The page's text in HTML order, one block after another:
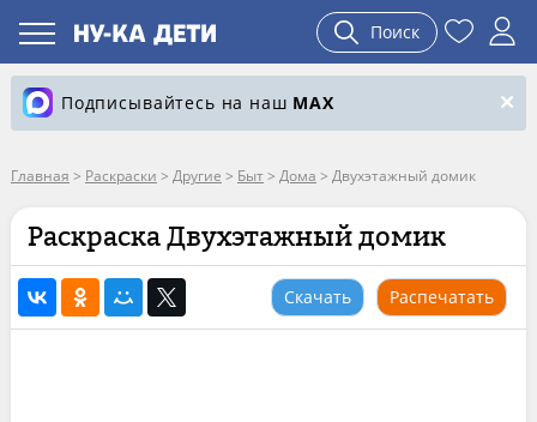
Поиск
Подписывайтесь на наш MAX
Главная > Раскраски > Другие > Быт> Дома > Двухэтажный домик
Раскраска Двухэтажный домик
Скачать Распечатать